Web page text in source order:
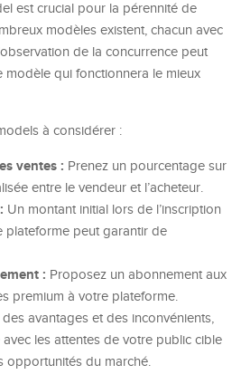
est crucial pour la pérennité de
modèles existent, chacun avec
de la concurrence peut
modèle qui fonctionnera le mieux
à considérer :
ventes : Prenez un pourcentage sur
entre le vendeur et l’acheteur.
Un montant initial lors de l’inscription
plateforme peut garantir de
: Proposez un abonnement aux
premium à votre plateforme.
avantages et des inconvénients,
les attentes de votre public cible
opportunités du marché.